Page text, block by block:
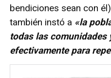
bendiciones sean con
también instó a «la
todas las comunidades
efectivamente para